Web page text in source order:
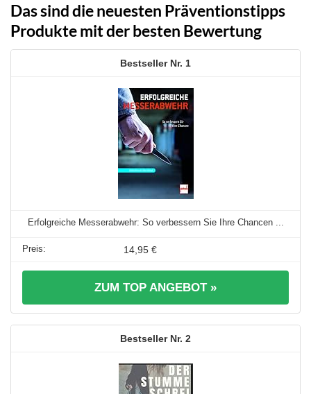
Das sind die neuesten Präventionstipps
Produkte mit der besten Bewertung
1
Erfolgreiche Messerabwehr: So verbessern Sie Ihre Chancen ...
14,95 €
ZUM TOP ANGEBOT »
2